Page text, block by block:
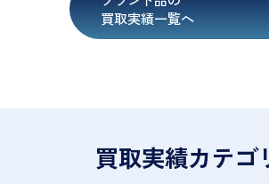
買取実績一覧へ
買取実績カテゴ